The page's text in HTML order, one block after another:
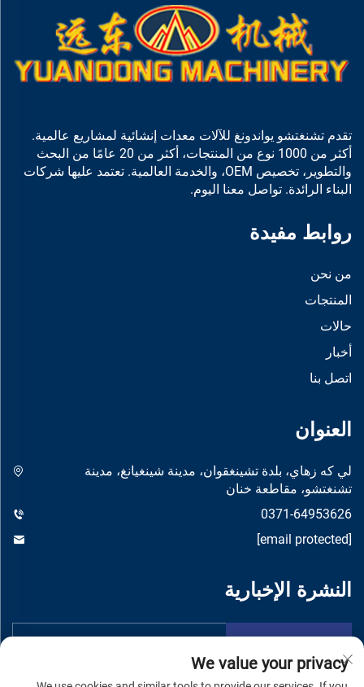
تقدم تشنغتشو يواندونغ للآلات معدات إنشائية لمشاريع عالمية.
أكثر من 1000 نوع من المنتجات، أكثر من 20 عامًا من البحث
والتطوير، تخصيص OEM، والخدمة العالمية. تعتمد عليها شركات
البناء الرائدة. تواصل معنا اليوم.
روابط مفيدة
من نحن
المنتجات
حالات
أخبار
اتصل بنا
العنوان
لي كه زهاي، بلدة تشينغقوان، مدينة شينغيانغ، مدينة
تشنغتشو، مقاطعة خنان
0371-64953626
[email protected]
النشرة الإخبارية
We value your privacy